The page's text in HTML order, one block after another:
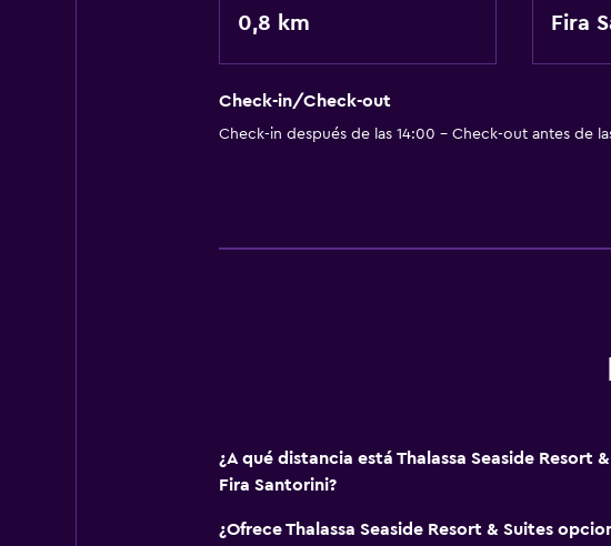
0,8 km Fira
Check-in/Check-out
Check-in después de las 14:00 - Check-out antes de
¿A qué distancia está Thalassa Seaside Resort
Fira Santorini?
¿Ofrece Thalassa Seaside Resort & Suites